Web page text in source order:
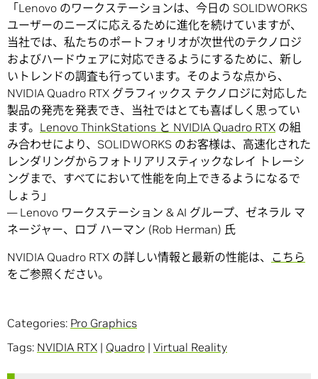
「Lenovo のワークステーションは、今日の SOLIDWORKS
ユーザーのニーズに応えるために進化を続けていますが、
当社では、私たちのポートフォリオが次世代のテクノロジ
およびハードウェアに対応できるようにするために、新し
いトレンドの調査も行っています。そのような点から、
NVIDIA Quadro RTX グラフィックス テクノロジに対応した
製品の発売を発表でき、当社ではとても喜ばしく思ってい
ます。 Lenovo ThinkStations と NVIDIA Quadro RTX の組
み合わせにより、SOLIDWORKS のお客様は、高速化された
レンダリングからフォトリアリスティックなレイ トレーシ
ングまで、すべてにおいて性能を向上できるようになるで
しょう」
― Lenovo ワークステーション & AI グループ、ゼネラル マ
ネージャー、ロブ ハーマン (Rob Herman) 氏
NVIDIA Quadro RTX の詳しい情報と最新の性能は、 こちら
をご参照ください。
Categories: Pro Graphics
Tags: NVIDIA RTX | Quadro | Virtual Reality